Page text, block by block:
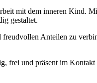
mit dem inneren Kind.
gestaltet.
Anteilen zu
frei und präsent im Kontakt